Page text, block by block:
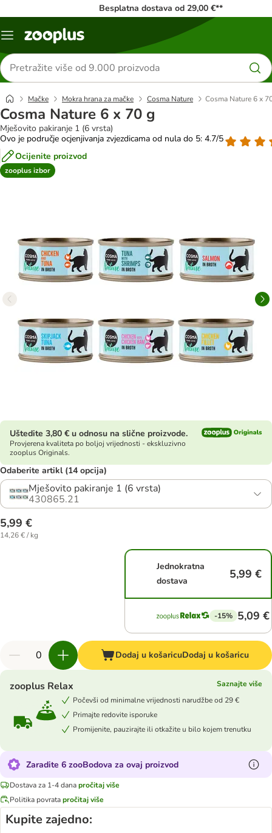
Besplatna dostava od 29,00 €**
Izbornik
Traži
proizvode
Mačke Mokra hrana za mačke Cosma Nature Cosma Nature 6 x
Cosma Nature 6 x 70 g
Mješovito pakiranje 1 (6 vrsta)
Ovo je područje ocjenjivanja zvjezdicama od nula do 5: 4.7/5
Ocijenite proizvod
zooplus izbor
Uštedite 3,80 € u odnosu na slične proizvode.
Provjerena kvaliteta po boljoj vrijednosti - ekskluzivno
zooplus Originals.
Odaberite artikl (14 opcija)
Mješovito pakiranje 1 (6 vrsta)
430865.21
5,99 €
14,26 € / kg
Jednokratna
dostava
5,99 €
-15% 5,09 €
Dodaj u košaricuDodaj u košaricu
zooplus Relax
Saznajte više
Počevši od minimalne vrijednosti narudžbe od 29 €
Primajte redovite isporuke
Promijenite, pauzirajte ili otkažite u bilo kojem trenutku
Zaradite 6 zooBodova za ovaj proizvod
Dostava za 1-4 danapročitaj više
Politika povratapročitaj više
Kupite zajedno: